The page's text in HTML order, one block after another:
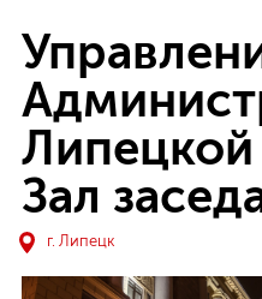
Поставка
Сервис
О компании
Реализованные
Липецкой
Зал
г. Липецк